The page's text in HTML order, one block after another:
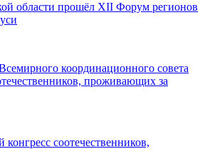
области прошёл XII Форум регионов
координационного совета
проживающих за
соотечественников,